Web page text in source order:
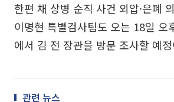
한편 채 상병 순직 사건 외압·은폐
이명현 특별검사팀도 오는 18일 오
에서 김 전 장관을 방문 조사할 예
관련 뉴스